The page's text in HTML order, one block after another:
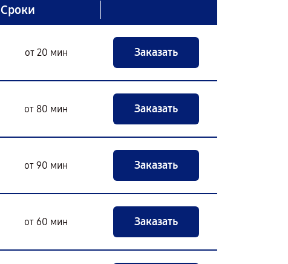
Сроки
от 20 мин Заказать
от 80 мин Заказать
от 90 мин Заказать
от 60 мин Заказать